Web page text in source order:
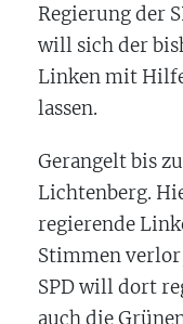
Regierung der
will sich der
Linken mit
lassen.
Gerangelt bis
Lichtenberg.
regierende
Stimmen
SPD will dort
auch die